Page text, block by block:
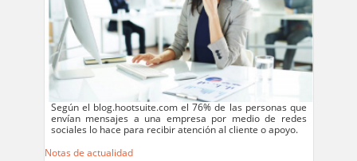
Según el blog.hootsuite.com el 76% de las personas que
envían mensajes a una empresa por medio de redes
sociales lo hace para recibir atención al cliente o apoyo.
Notas de actualidad